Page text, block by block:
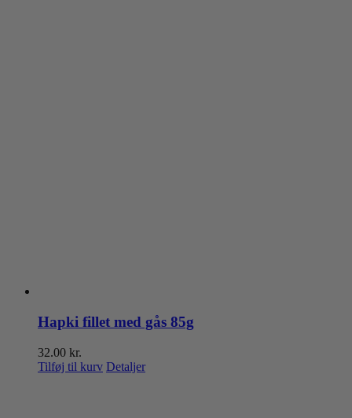
Hapki fillet med gås 85g
32.00 kr.
Tilføj til kurv Detaljer